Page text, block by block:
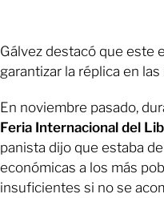
Gálvez destacó que este
garantizar la réplica en las
En noviembre pasado,
Feria Internacional del
panista dijo que estaba
económicas a los más
insuficientes si no se